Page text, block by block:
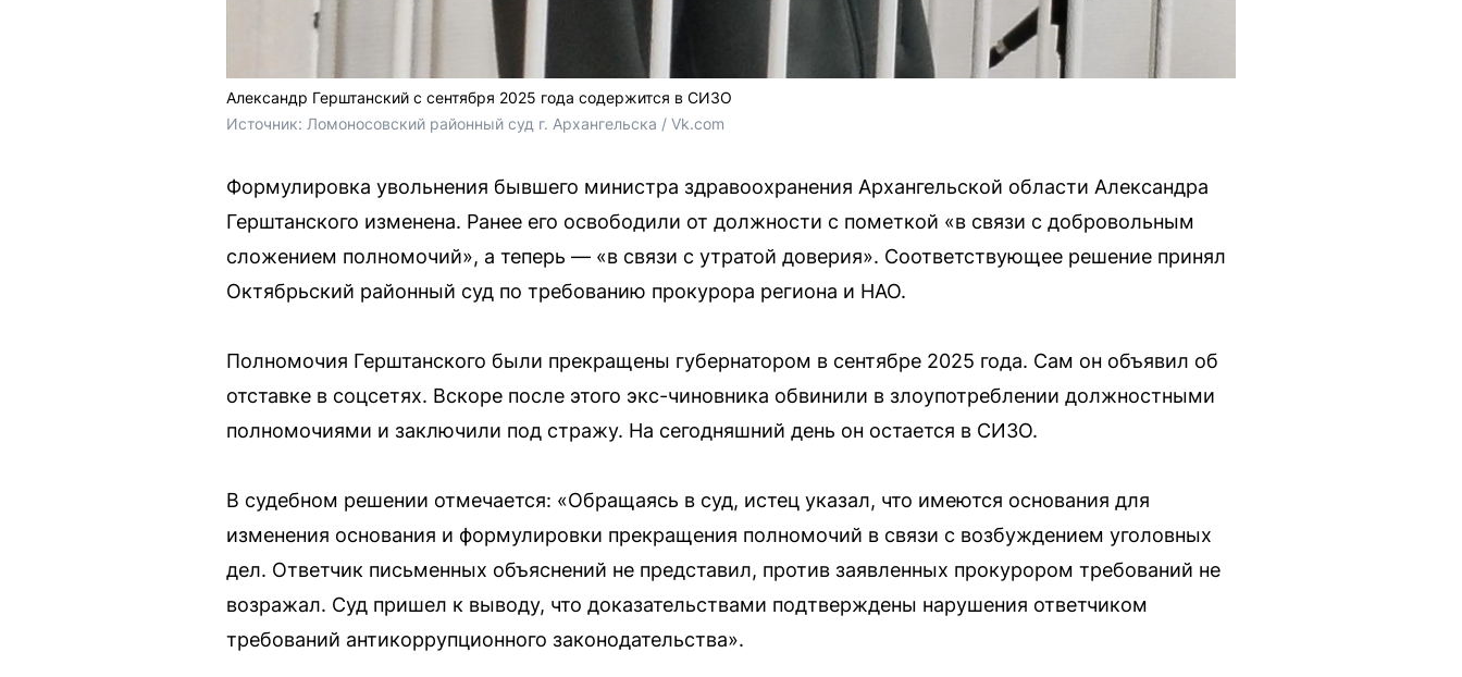
Александр Герштанский с сентября 2025 года содержится в СИЗО
Источник: Ломоносовский районный суд г. Архангельска / Vk.com
Формулировка увольнения бывшего министра здравоохранения Архангельской области Александра
Герштанского изменена. Ранее его освободили от должности с пометкой «в связи с добровольным
сложением полномочий», а теперь — «в связи с утратой доверия». Соответствующее решение принял
Октябрьский районный суд по требованию прокурора региона и НАО.
Полномочия Герштанского были прекращены губернатором в сентябре 2025 года. Сам он объявил об
отставке в соцсетях. Вскоре после этого экс-чиновника обвинили в злоупотреблении должностными
полномочиями и заключили под стражу. На сегодняшний день он остается в СИЗО.
В судебном решении отмечается: «Обращаясь в суд, истец указал, что имеются основания для
изменения основания и формулировки прекращения полномочий в связи с возбуждением уголовных
дел. Ответчик письменных объяснений не представил, против заявленных прокурором требований не
возражал. Суд пришел к выводу, что доказательствами подтверждены нарушения ответчиком
требований антикоррупционного законодательства».